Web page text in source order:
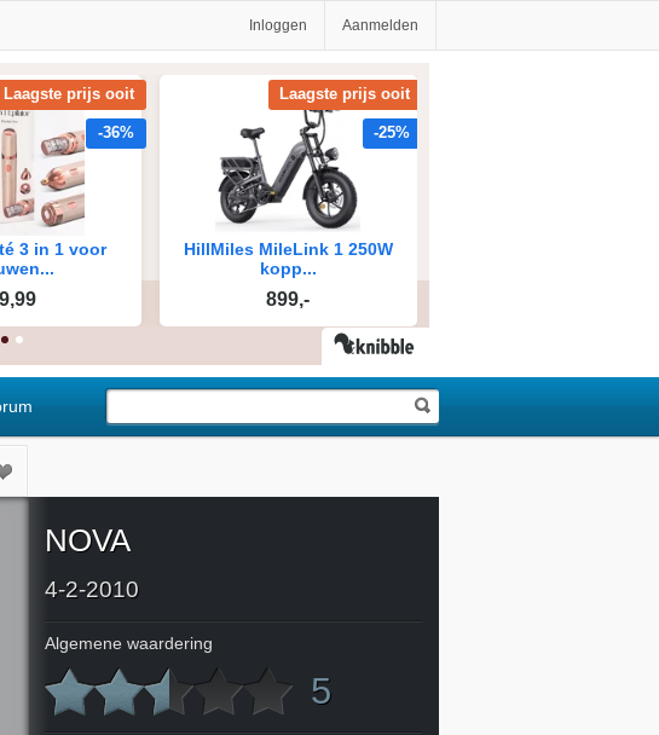
Inloggen Aanmelden
NOVA
4-2-2010
Algemene waardering
5